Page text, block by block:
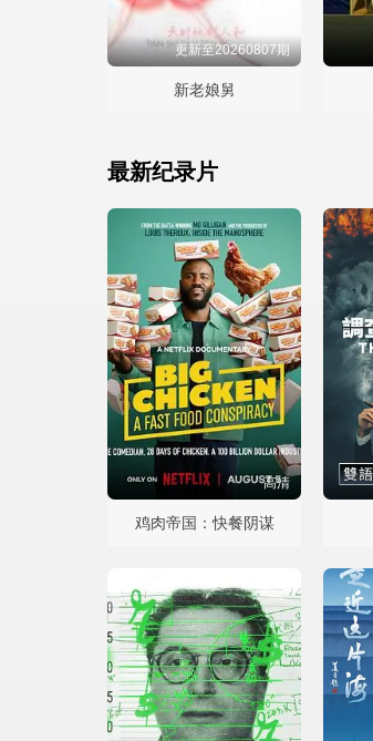
更新至20260807期
新老娘舅
最新纪录片
高清
鸡肉帝国：快餐阴谋